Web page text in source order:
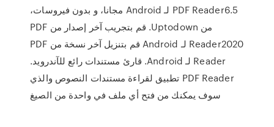
PDF Reader6.5 لـ Android مجانا، و بدون فيروسات،
من Uptodown. قم بتجريب آخر إصدار من PDF
Reader2020 لـ Android قم بتنزيل آخر نسخة من PDF
Reader لـ Android. قارئ مستندات رائع للآندرويد.
PDF Reader تطبيق لقراءة مستندات النصوص والذي
سوف يمكنك من فتح أي ملف في واحدة من الصيغ